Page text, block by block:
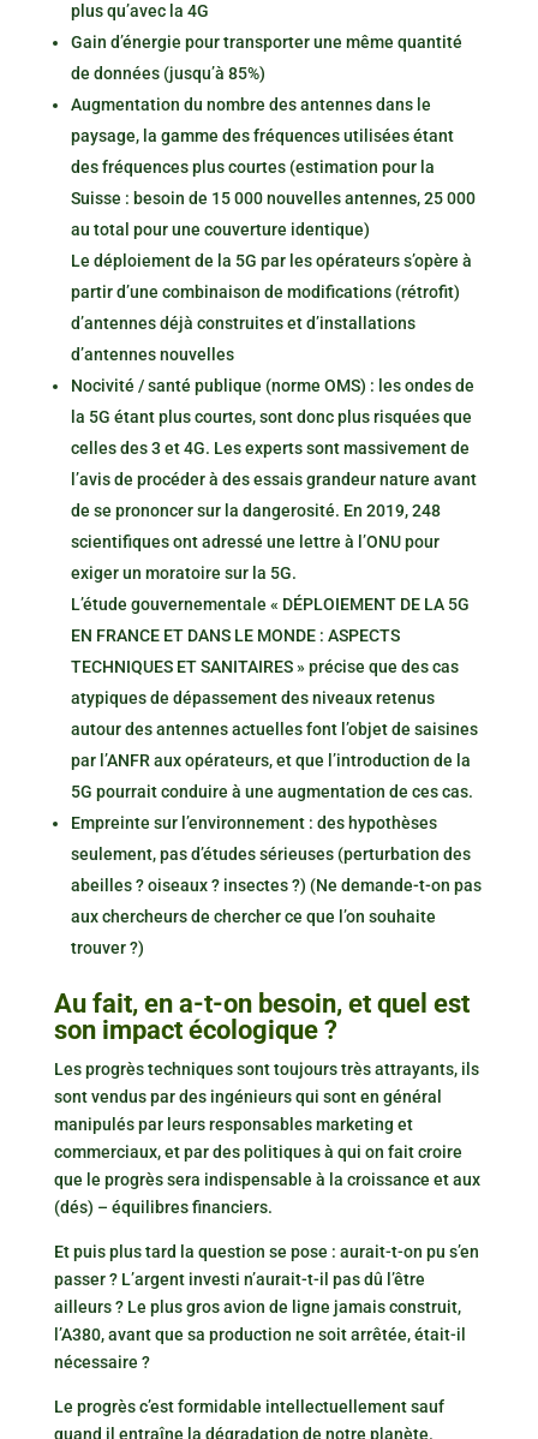
plus qu’avec la 4G
Gain d’énergie pour transporter une même quantité
de données (jusqu’à 85%)
Augmentation du nombre des antennes dans le
paysage, la gamme des fréquences utilisées étant
des fréquences plus courtes (estimation pour la
Suisse : besoin de 15 000 nouvelles antennes, 25 000
au total pour une couverture identique)
Le déploiement de la 5G par les opérateurs s’opère à
partir d’une combinaison de modifications (rétrofit)
d’antennes déjà construites et d’installations
d’antennes nouvelles
Nocivité / santé publique (norme OMS) : les ondes de
la 5G étant plus courtes, sont donc plus risquées que
celles des 3 et 4G. Les experts sont massivement de
l’avis de procéder à des essais grandeur nature avant
de se prononcer sur la dangerosité. En 2019, 248
scientifiques ont adressé une lettre à l’ONU pour
exiger un moratoire sur la 5G.
L’étude gouvernementale « DÉPLOIEMENT DE LA 5G
EN FRANCE ET DANS LE MONDE : ASPECTS
TECHNIQUES ET SANITAIRES » précise que des cas
atypiques de dépassement des niveaux retenus
autour des antennes actuelles font l’objet de saisines
par l’ANFR aux opérateurs, et que l’introduction de la
5G pourrait conduire à une augmentation de ces cas.
Empreinte sur l’environnement : des hypothèses
seulement, pas d’études sérieuses (perturbation des
abeilles ? oiseaux ? insectes ?) (Ne demande-t-on pas
aux chercheurs de chercher ce que l’on souhaite
trouver ?)
Au fait, en a-t-on besoin, et quel est
son impact écologique ?
Les progrès techniques sont toujours très attrayants, ils
sont vendus par des ingénieurs qui sont en général
manipulés par leurs responsables marketing et
commerciaux, et par des politiques à qui on fait croire
que le progrès sera indispensable à la croissance et aux
(dés) – équilibres financiers.
Et puis plus tard la question se pose : aurait-t-on pu s’en
passer ? L’argent investi n’aurait-t-il pas dû l’être
ailleurs ? Le plus gros avion de ligne jamais construit,
l’A380, avant que sa production ne soit arrêtée, était-il
nécessaire ?
Le progrès c’est formidable intellectuellement sauf
quand il entraîne la dégradation de notre planète.